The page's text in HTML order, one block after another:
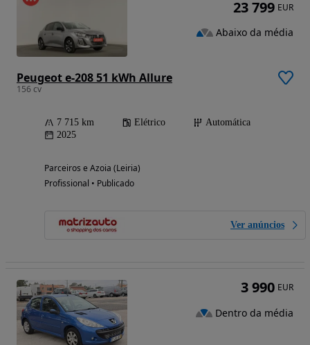
Peugeot e-208 51 kWh Allure
156 cv
7 715 km Elétrico
Automática
2025
Parceiros e Azoia (Leiria)
Profissional • Publicado
Ver anúncios
23 799 EUR
Abaixo da média
3 990 EUR
Dentro da média